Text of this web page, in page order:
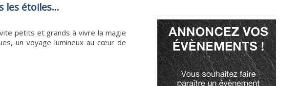
les étoiles...
petits et grands à vivre la magie
un voyage lumineux au cœur de